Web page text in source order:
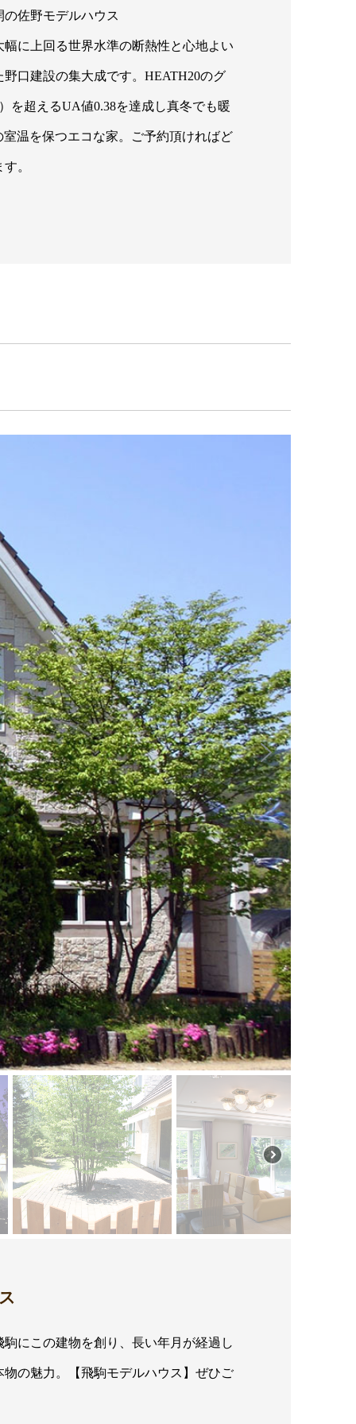
佐野モデルハウス
に上回る世界水準の断熱性と心地よい
口建設の集大成です。HEATH20のグ
を超えるUA値0.38を達成し真冬でも暖
温を保つエコな家。ご予約頂ければど
。
駒にこの建物を創り、長い年月が経過し
の魅力。【飛駒モデルハウス】ぜひご